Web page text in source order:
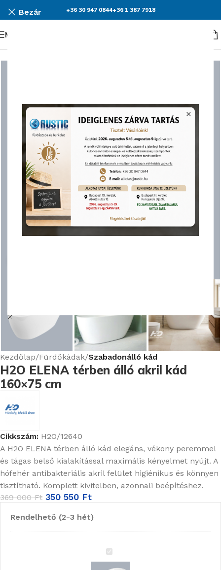
Bezár +36 30 947 0844+36 1 387 7918
Menü
Kezdőlap Fürdőkádak Szabadonálló kád
H2O ELENA térben álló akril kád
160×75 cm
Cikkszám: H2O/12640
A H2O ELENA térben álló kád elegáns, vékony peremmel
és tágas belső kialakítással maximális kényelmet nyújt. A
hófehér antibakteriális akril felület higiénikus és könnyen
tisztítható. Komplett kivitelben, azonnali beépítéshez.
369 000Ft 350 550 Ft
Rendelhető (2-3 hét)
H2O
ELENA